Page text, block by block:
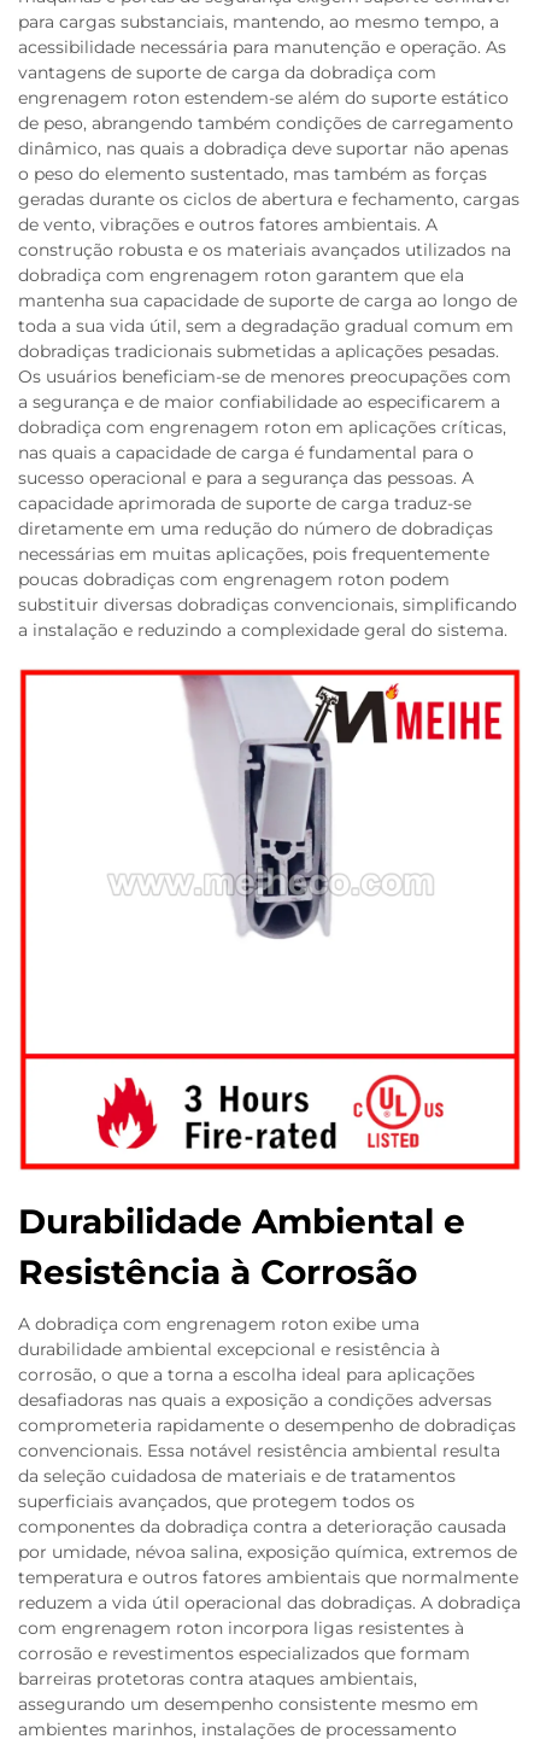
para cargas substanciais, mantendo, ao mesmo tempo, a
acessibilidade necessária para manutenção e operação. As
vantagens de suporte de carga da dobradiça com
engrenagem roton estendem-se além do suporte estático
de peso, abrangendo também condições de carregamento
dinâmico, nas quais a dobradiça deve suportar não apenas
o peso do elemento sustentado, mas também as forças
geradas durante os ciclos de abertura e fechamento, cargas
de vento, vibrações e outros fatores ambientais. A
construção robusta e os materiais avançados utilizados na
dobradiça com engrenagem roton garantem que ela
mantenha sua capacidade de suporte de carga ao longo de
toda a sua vida útil, sem a degradação gradual comum em
dobradiças tradicionais submetidas a aplicações pesadas.
Os usuários beneficiam-se de menores preocupações com
a segurança e de maior confiabilidade ao especificarem a
dobradiça com engrenagem roton em aplicações críticas,
nas quais a capacidade de carga é fundamental para o
sucesso operacional e para a segurança das pessoas. A
capacidade aprimorada de suporte de carga traduz-se
diretamente em uma redução do número de dobradiças
necessárias em muitas aplicações, pois frequentemente
poucas dobradiças com engrenagem roton podem
substituir diversas dobradiças convencionais, simplificando
a instalação e reduzindo a complexidade geral do sistema.
Durabilidade Ambiental e
Resistência à Corrosão
A dobradiça com engrenagem roton exibe uma
durabilidade ambiental excepcional e resistência à
corrosão, o que a torna a escolha ideal para aplicações
desafiadoras nas quais a exposição a condições adversas
comprometeria rapidamente o desempenho de dobradiças
convencionais. Essa notável resistência ambiental resulta
da seleção cuidadosa de materiais e de tratamentos
superficiais avançados, que protegem todos os
componentes da dobradiça contra a deterioração causada
por umidade, névoa salina, exposição química, extremos de
temperatura e outros fatores ambientais que normalmente
reduzem a vida útil operacional das dobradiças. A dobradiça
com engrenagem roton incorpora ligas resistentes à
corrosão e revestimentos especializados que formam
barreiras protetoras contra ataques ambientais,
assegurando um desempenho consistente mesmo em
ambientes marinhos, instalações de processamento